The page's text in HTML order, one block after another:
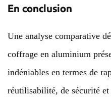
En conclusion
Une analyse comparative
coffrage en aluminium
indéniables en termes de
réutilisabilité, de sécurité